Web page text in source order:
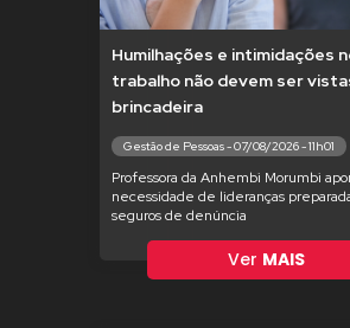
Humilhações e intimidações
trabalho não devem ser
brincadeira
Gestão de Pessoas - 07/08/2026 - 11h01
Professora da Anhembi Morumbi
necessidade de lideranças
seguros de denúncia
Ver MAIS